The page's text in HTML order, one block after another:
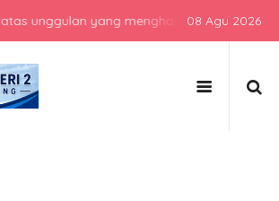
unggulan yang menghasilkan lulusan
08 Agu 2026